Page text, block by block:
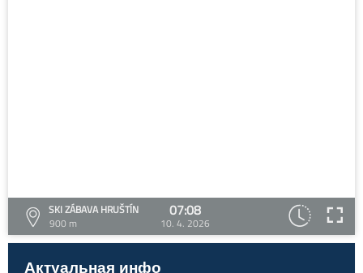
SKI ZÁBAVA HRUŠTÍN
900 m
07:08
10. 4. 2026
Актуальная инфо